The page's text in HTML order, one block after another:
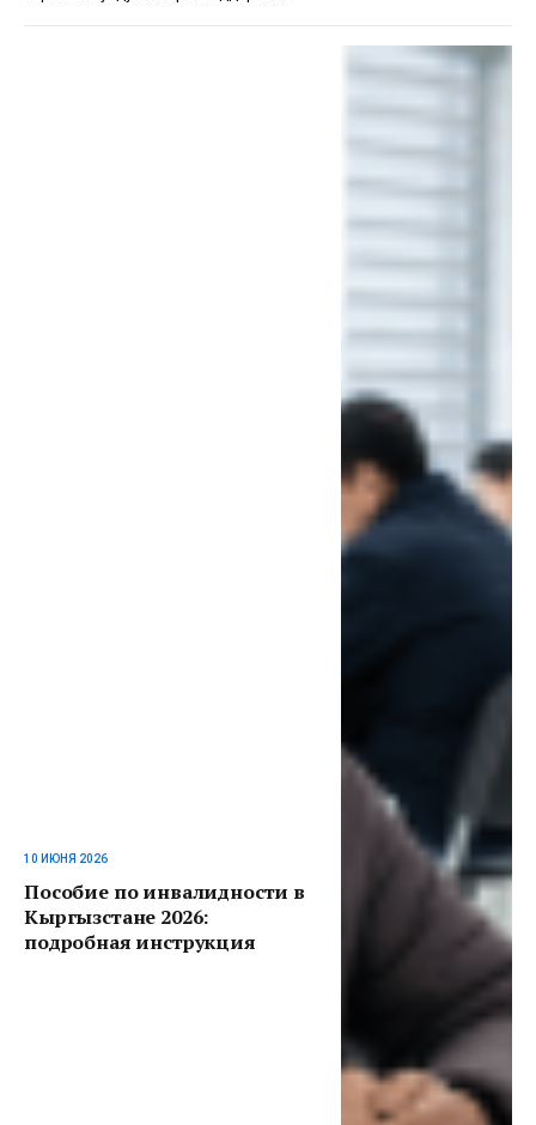
10 ИЮНЯ 2026
Пособие по инвалидности в
Кыргызстане 2026:
подробная инструкция